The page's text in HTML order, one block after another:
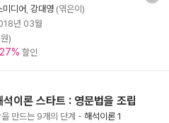
미디어 강대영 (엮은이)
년 03월
)
27% 할인
이론 스타트 : 영문법을 조립
만드는 9개의 단계 - 해석이론 1